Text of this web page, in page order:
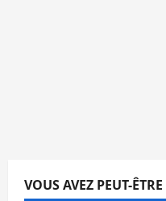
VOUS AVEZ PEUT-ÊTRE